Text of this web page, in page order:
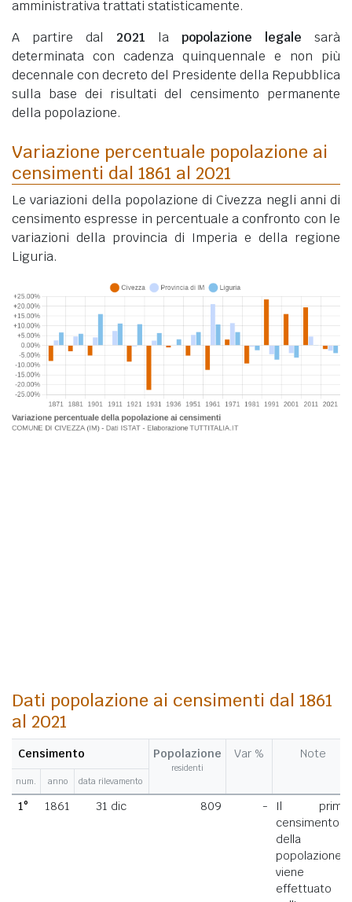
amministrativa trattati statisticamente.
A partire dal 2021 la popolazione legale sarà
determinata con cadenza quinquennale e non più
decennale con decreto del Presidente della Repubblica
sulla base dei risultati del censimento permanente
della popolazione.
Variazione percentuale popolazione ai
censimenti dal 1861 al 2021
Le variazioni della popolazione di Civezza negli anni di
censimento espresse in percentuale a confronto con le
variazioni della provincia di Imperia e della regione
Liguria.
Dati popolazione ai censimenti dal 1861
al 2021
Censimento Popolazione
residenti
Var % Note
num. anno data rilevamento
1° 1861 31 dic 809 -
Il primo
censimento
della
popolazione
viene
effettuato